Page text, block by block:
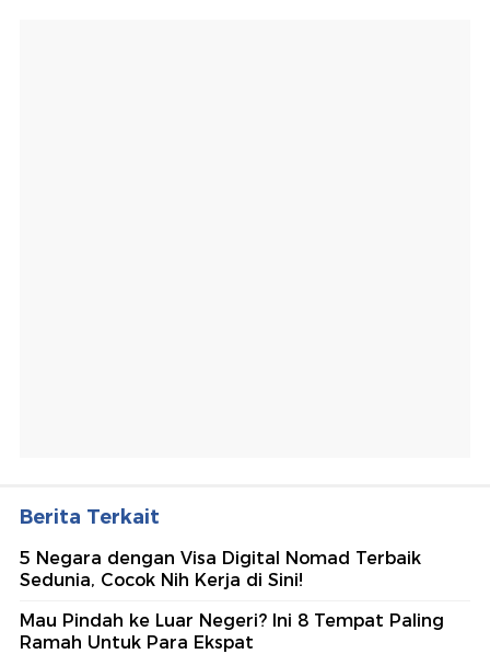
Berita Terkait
5 Negara dengan Visa Digital Nomad Terbaik
Sedunia, Cocok Nih Kerja di Sini!
Mau Pindah ke Luar Negeri? Ini 8 Tempat Paling
Ramah Untuk Para Ekspat